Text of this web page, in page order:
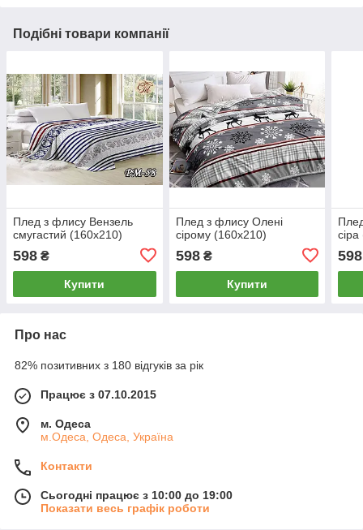
Подібні товари компанії
Плед з флису Вензель
смугастий (160х210)
598 ₴
Купити
Плед з флису Олені
сірому (160х210)
598₴
Купити
598
Про нас
82% позитивних з 180 відгуків за рік
Працює з 07.10.2015
м. Одеса
м.Одеса, Одеса, Україна
Контакти
Сьогодні працює з 10:00 до 19:00
Показати весь графік роботи